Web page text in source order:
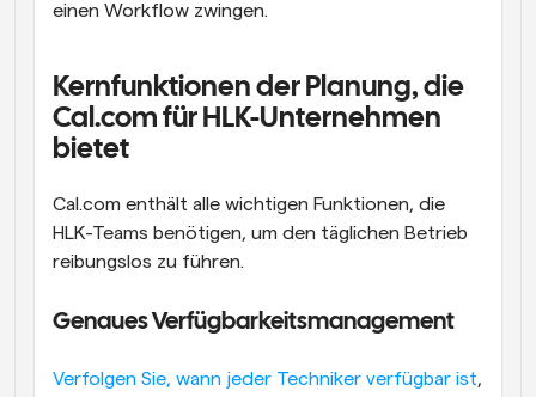
einen Workflow zwingen.
Kernfunktionen der Planung, die
Cal.com für HLK-Unternehmen
bietet
Cal.com enthält alle wichtigen Funktionen, die
HLK-Teams benötigen, um den täglichen Betrieb
reibungslos zu führen.
Genaues Verfügbarkeitsmanagement
Verfolgen Sie, wann jeder Techniker verfügbar ist,